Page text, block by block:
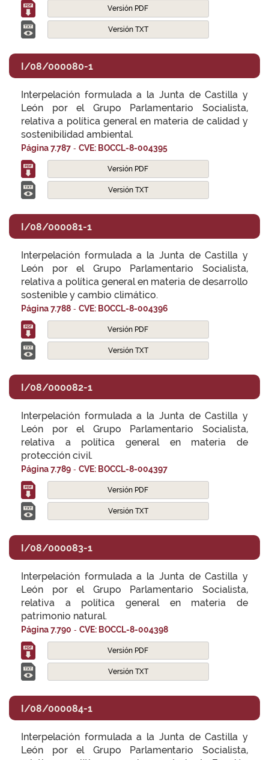
Versión PDF
Versión TXT
I/08/000080-1
Interpelación formulada a la Junta de Castilla y
León por el Grupo Parlamentario Socialista,
relativa a política general en materia de calidad y
sostenibilidad ambiental.
Página 7.787 - CVE: BOCCL-8-004395
Versión PDF
Versión TXT
I/08/000081-1
Interpelación formulada a la Junta de Castilla y
León por el Grupo Parlamentario Socialista,
relativa a política general en materia de desarrollo
sostenible y cambio climático.
Página 7.788 - CVE: BOCCL-8-004396
Versión PDF
Versión TXT
I/08/000082-1
Interpelación formulada a la Junta de Castilla y
León por el Grupo Parlamentario Socialista,
relativa a política general en materia de
protección civil.
Página 7.789 - CVE: BOCCL-8-004397
Versión PDF
Versión TXT
I/08/000083-1
Interpelación formulada a la Junta de Castilla y
León por el Grupo Parlamentario Socialista,
relativa a política general en materia de
patrimonio natural.
Página 7.790 - CVE: BOCCL-8-004398
Versión PDF
Versión TXT
I/08/000084-1
Interpelación formulada a la Junta de Castilla y
León por el Grupo Parlamentario Socialista,